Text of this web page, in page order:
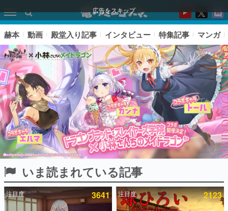
広告をスキップ
ピックアップ
電ファミのいま読まれている記事ランキング
赫本 動画 殿堂入り記事 インタビュー 特集記事 マンガ
いま読まれている記事
注目度 3641 注目度 2123